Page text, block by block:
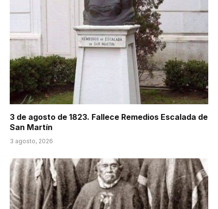
3 de agosto de 1823. Fallece Remedios Escalada de
San Martín
3 agosto, 2026